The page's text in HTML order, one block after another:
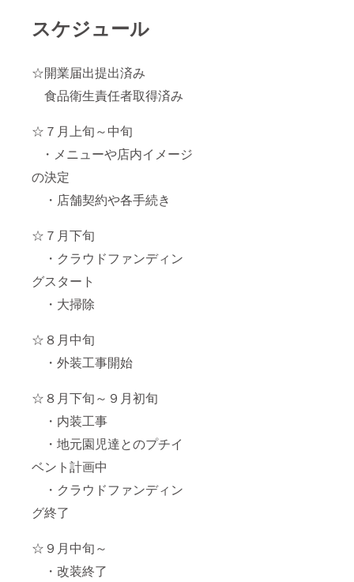
スケジュール
☆開業届出提出済み
食品衛生責任者取得済み
☆７月上旬～中旬
・メニューや店内イメージ
の決定
・店舗契約や各手続き
☆７月下旬
・クラウドファンディン
グスタート
・大掃除
☆８月中旬
・外装工事開始
☆８月下旬～９月初旬
・内装工事
・地元園児達とのプチイ
ベント計画中
・クラウドファンディン
グ終了
☆９月中旬～
・改装終了